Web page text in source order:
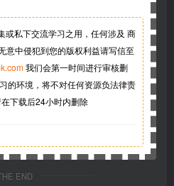
或私下交流学习之用，任何涉及 商
意中侵犯到您的版权利益请写信至
我们会第一时间进行审核删
的环境，将不对任何资源负法律责
下载后24小时内删除
END